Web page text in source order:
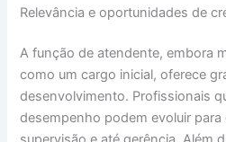
Relevância e oportunidades de
A função de atendente, embora
como um cargo inicial, oferece
desenvolvimento. Profissionais
desempenho podem evoluir para